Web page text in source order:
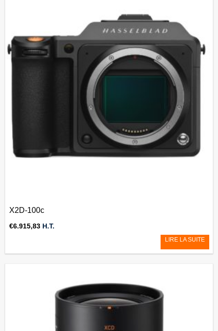
X2D-100c
€6.915,83 H.T.
LIRE LA SUITE